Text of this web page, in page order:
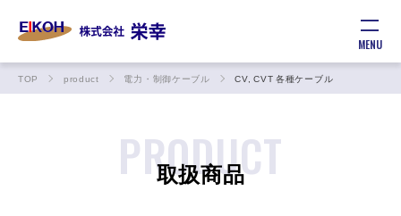
MENU
TOP product 電力・制御ケーブル CV, CVT 各種ケーブル
PRODUCT
取扱商品